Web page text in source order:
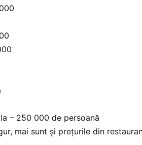
– 250 000 de persoană
mai sunt şi preţurile din